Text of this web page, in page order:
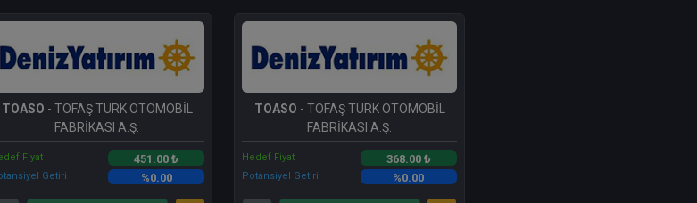
TOASO - TOFAŞ TÜRK OTOMOBİL
FABRİKASI A.Ş.
Fiyat 451.00 ₺
Getiri %0.00
TOASO - TOFAŞ TÜRK OTOMOBİL
FABRİKASI A.Ş.
Hedef Fiyat 368.00 ₺
Potansiyel Getiri %0.00